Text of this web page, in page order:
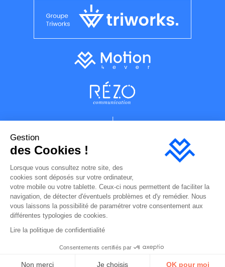
Plan du site
Hébergement site internet
Réalisation : Motion4ever
Gestion
des Cookies !
Lorsque vous consultez notre site, des
cookies sont déposés sur votre ordinateur,
votre mobile ou votre tablette. Ceux-ci nous permettent de faciliter la
navigation, de détecter d'éventuels problèmes et d'y remédier. Nous
vous laissons la possibilité de paramétrer votre consentement aux
différentes typologies de cookies.
Lire la politique de confidentialité
Consentements certifiés par
Non merci Je choisis OK pour moi